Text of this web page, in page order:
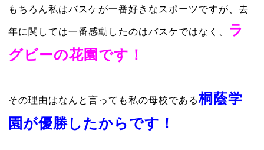
もちろん私はバスケが一番好きなスポーツですが、去
年に関しては一番感動したのはバスケではなく、
ラ
グビーの花園です！
その理由はなんと言っても私の母校である桐蔭学
園が優勝したからです！